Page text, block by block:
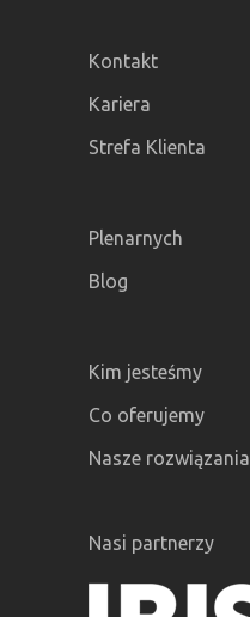
Kontakt
Kariera
Strefa Klienta
Plenarnych
Blog
Kim jesteśmy
Co oferujemy
Nasze rozwiązania
Nasi partnerzy